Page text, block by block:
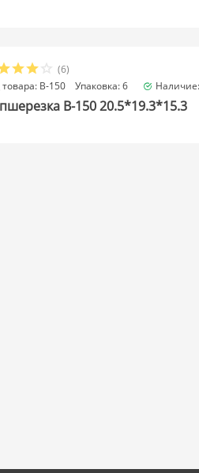
(6)
товара: B-150 Упаковка: 6
B-150 20.5*19.3*15.3